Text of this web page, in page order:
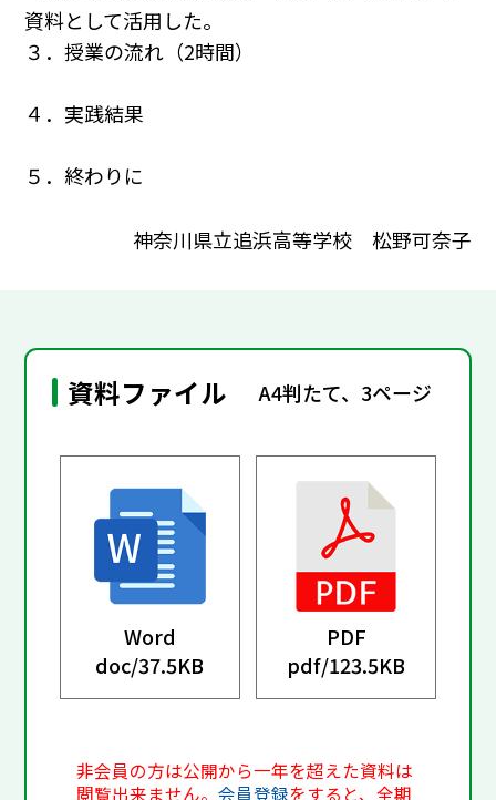
資料として活用した。
３．授業の流れ（2時間）
４．実践結果
５．終わりに
神奈川県立追浜高等学校 松野可奈子
資料ファイル A4判たて、3ページ
Word
doc/37.5KB
PDF
pdf/123.5KB
非会員の方は公開から一年を超えた資料は
閲覧出来ません。会員登録をすると、全期